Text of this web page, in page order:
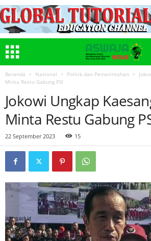
Beranda Nasional Politik dan Pemerintahan
Minta Restu Gabung PSI
Jokowi Ungkap
Minta Restu Gabung
22 September 2023 15